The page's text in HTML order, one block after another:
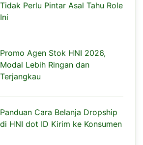
Tidak Perlu Pintar Asal Tahu Role
Ini
Promo Agen Stok HNI 2026,
Modal Lebih Ringan dan
Terjangkau
Panduan Cara Belanja Dropship
di HNI dot ID Kirim ke Konsumen